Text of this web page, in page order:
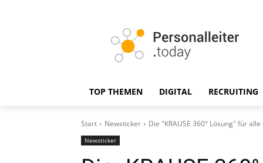
TOP THEMEN DIGITAL RECRUITING
Start Newsticker Die "KRAUSE 360° Lösung" für
Newsticker